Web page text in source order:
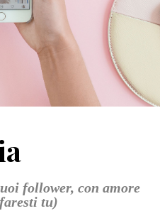
follower, con amore
tu)